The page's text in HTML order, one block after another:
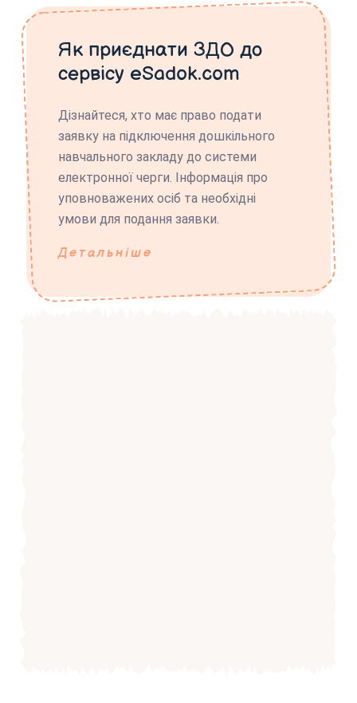
Як приєднати ЗДО до
сервісу eSadok.com
Дізнайтеся, хто має право подати
заявку на підключення дошкільного
навчального закладу до системи
електронної черги. Інформація про
уповноважених осіб та необхідні
умови для подання заявки.
Детальніше